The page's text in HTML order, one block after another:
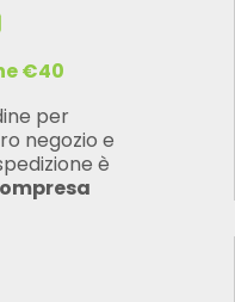
€40
per
negozio e
è